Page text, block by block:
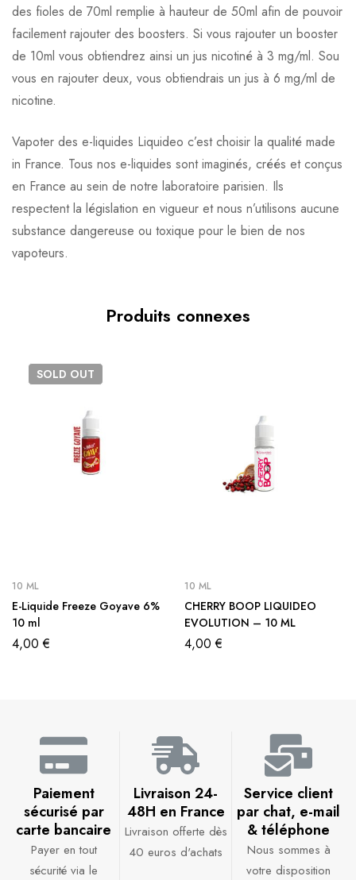
des fioles de 70ml remplie à hauteur de 50ml afin de pouvoir
facilement rajouter des boosters. Si vous rajouter un booster
de 10ml vous obtiendrez ainsi un jus nicotiné à 3 mg/ml. Sou
vous en rajouter deux, vous obtiendrais un jus à 6 mg/ml de
nicotine.
Vapoter des e-liquides Liquideo c’est choisir la qualité made
in France. Tous nos e-liquides sont imaginés, créés et conçus
en France au sein de notre laboratoire parisien. Ils
respectent la législation en vigueur et nous n’utilisons aucune
substance dangereuse ou toxique pour le bien de nos
vapoteurs.
Produits connexes
SOLD OUT
10 ML
E-Liquide Freeze Goyave 6%
10 ml
4,00€
10 ML
CHERRY BOOP LIQUIDEO
EVOLUTION – 10 ML
4,00€
Paiement
sécurisé par
carte bancaire​
Payer en tout
sécurité via le
Livraison 24-
48H en France​
Livraison offerte dès
40 euros d'achats​
Service client
par chat, e-mail
& téléphone​
Nous sommes à
votre disposition